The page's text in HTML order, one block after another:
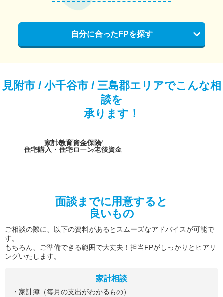
自分に合ったFPを探す
見附市 / 小千谷市 / 三島郡エリアでこんな相
談を
承ります！
家計教育資金保険
住宅購入・住宅ローン老後資金
面談までに用意すると
良いもの
ご相談の際に、以下の資料があるとスムーズなアドバイスが可能で
す。
もちろん、ご準備できる範囲で大丈夫！担当FPがしっかりとヒアリ
ングいたします。
家計相談
・家計簿（毎月の支出がわかるもの）